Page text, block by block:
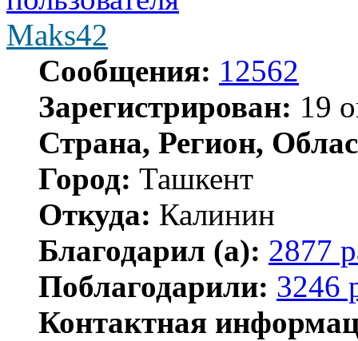
Maks42
Сообщения: 12562
Зарегистрирован: 19
Страна, Регион,
Город: Ташкент
Откуда: Калинин
Благодарил (а): 2877
Поблагодарили: 3246
Контактная